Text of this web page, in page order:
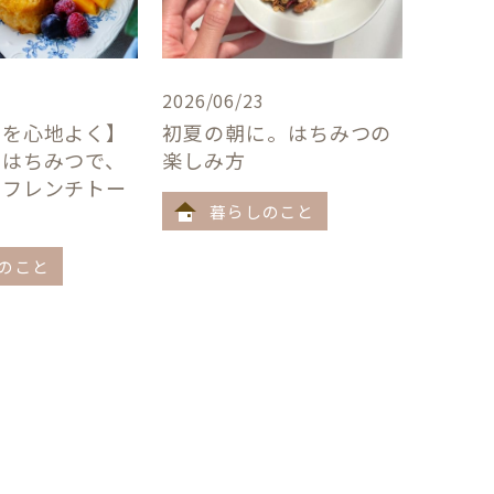
心地よく】
ちみつで、
レンチトー
こと
2026/06/23
初夏の朝に。はちみつの
楽しみ方
暮らしのこと